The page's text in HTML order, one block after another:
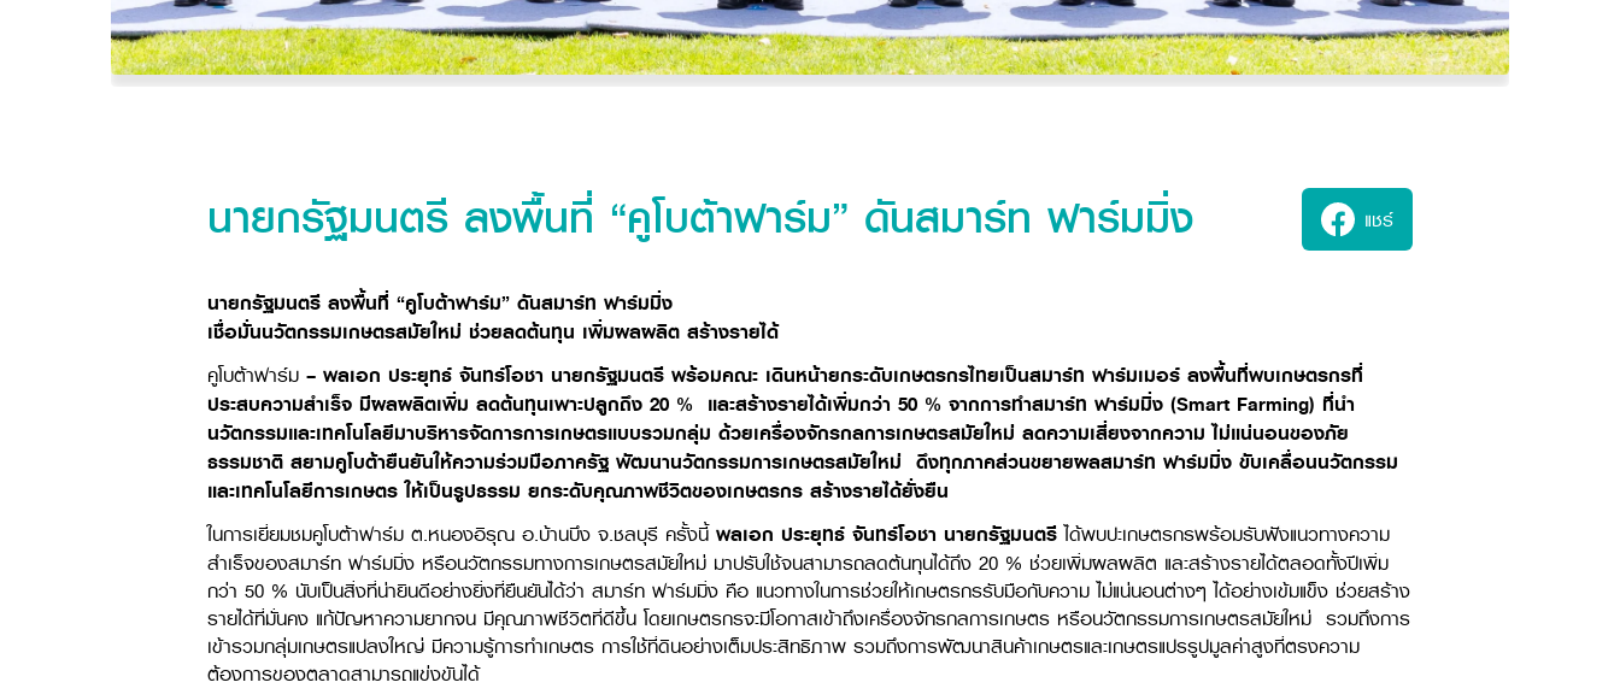
นายกรัฐมนตรี ลงพื้นที่ “คูโบต้าฟาร์ม” ดันสมาร์ท ฟาร์มมิ่ง แชร์
นายกรัฐมนตรี ลงพื้นที่ “คูโบต้าฟาร์ม” ดันสมาร์ท ฟาร์มมิ่ง
เชื่อมั่นนวัตกรรมเกษตรสมัยใหม่ ช่วยลดต้นทุน เพิ่มผลผลิต สร้างรายได้
คูโบต้าฟาร์ม – พลเอก ประยุทธ์ จันทร์โอชา นายกรัฐมนตรี พร้อมคณะ เดินหน้ายกระดับเกษตรกรไทยเป็นสมาร์ท ฟาร์มเมอร์ ลงพื้นที่พบเกษตรกรที่
ประสบความสำเร็จ มีผลผลิตเพิ่ม ลดต้นทุนเพาะปลูกถึง 20 % และสร้างรายได้เพิ่มกว่า 50 % จากการทำสมาร์ท ฟาร์มมิ่ง (Smart Farming) ที่นำ
นวัตกรรมและเทคโนโลยีมาบริหารจัดการการเกษตรแบบรวมกลุ่ม ด้วยเครื่องจักรกลการเกษตรสมัยใหม่ ลดความเสี่ยงจากความ ไม่แน่นอนของภัย
ธรรมชาติ สยามคูโบต้ายืนยันให้ความร่วมมือภาครัฐ พัฒนานวัตกรรมการเกษตรสมัยใหม่ ดึงทุกภาคส่วนขยายผลสมาร์ท ฟาร์มมิ่ง ขับเคลื่อนนวัตกรรม
และเทคโนโลยีการเกษตร ให้เป็นรูปธรรม ยกระดับคุณภาพชีวิตของเกษตรกร สร้างรายได้ยั่งยืน
ในการเยี่ยมชมคูโบต้าฟาร์ม ต.หนองอิรุณ อ.บ้านบึง จ.ชลบุรี ครั้งนี้พลเอก ประยุทธ์ จันทร์โอชา นายกรัฐมนตรี ได้พบปะเกษตรกรพร้อมรับฟังแนวทางความ
สำเร็จของสมาร์ท ฟาร์มมิ่ง หรือนวัตกรรมทางการเกษตรสมัยใหม่ มาปรับใช้จนสามารถลดต้นทุนได้ถึง 20 % ช่วยเพิ่มผลผลิต และสร้างรายได้ตลอดทั้งปีเพิ่ม
กว่า 50 % นับเป็นสิ่งที่น่ายินดีอย่างยิ่งที่ยืนยันได้ว่า สมาร์ท ฟาร์มมิ่ง คือ แนวทางในการช่วยให้เกษตรกรรับมือกับความ ไม่แน่นอนต่างๆ ได้อย่างเข้มแข็ง ช่วยสร้าง
รายได้ที่มั่นคง แก้ปัญหาความยากจน มีคุณภาพชีวิตที่ดีขึ้น โดยเกษตรกรจะมีโอกาสเข้าถึงเครื่องจักรกลการเกษตร หรือนวัตกรรมการเกษตรสมัยใหม่ รวมถึงการ
เข้ารวมกลุ่มเกษตรแปลงใหญ่ มีความรู้การทำเกษตร การใช้ที่ดินอย่างเต็มประสิทธิภาพ รวมถึงการพัฒนาสินค้าเกษตรและเกษตรแปรรูปมูลค่าสูงที่ตรงความ
ต้องการของตลาดสามารถแข่งขันได้